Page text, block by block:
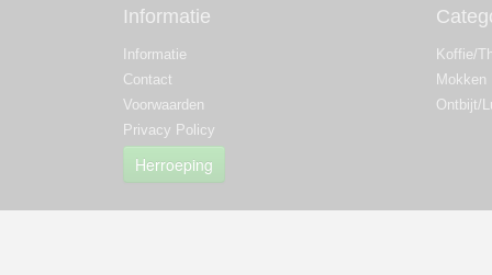
Informatie
Informatie
Contact
Voorwaarden
Privacy Policy
Herroeping
Koffie/
Mokken
Ontbijt/